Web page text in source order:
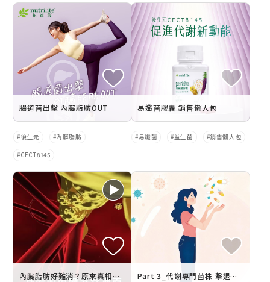
腸道菌出擊 內臟脂肪OUT
後生元 內髒脂肪
CECT8145
易孅菌膠囊 銷售懶人包
易孅菌 益生菌 銷售懶人包
內臟脂肪好難消？原來真相藏在腸道裡！ Part 3_代謝專門菌株 擊退內臟脂肪